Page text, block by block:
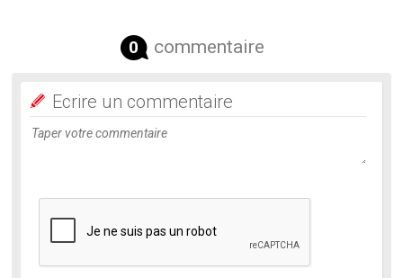
0 commentaire
Ecrire un commentaire